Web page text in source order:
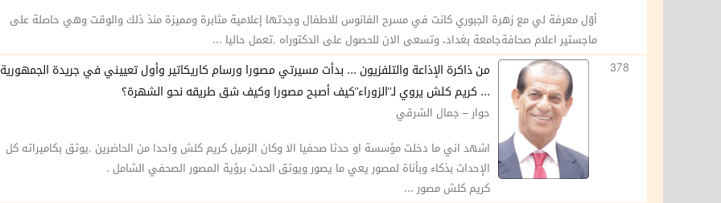
أوّل معرفة لي مع زهرة الجبوري كانت في مسرح الفانوس للاطفال وجدتها إعلامية مثابرة ومميزة منذ ذلك والوقت وهي حاصلة على
ماجستير اعلام صحافةجامعة بغداد، وتسعى الان للحصول على الدكتوراه ,تعمل حاليا ...
378
من ذاكرة الإذاعة والتلفزيون ... بدأت مسيرتي مصورا ورسام كاريكاتير وأول تعييني في جريدة الجمهورية
... كريم كلش يروي لـ"الزوراء"كيف أصبح مصورا وكيف شق طريقه نحو الشهرة؟
حوار – جمال الشرقي
اشهد اني ما دخلت مؤسسة او حدثا صحفيا الا وكان الزميل كريم كلش واحدا من الحاضرين ,يوثق بكاميراته كل
الإحداث بذكاء وبأناة لمصور يعي ما يصور ويوثق الحدث برؤية المصور الصحفي الشامل .
كريم كلش مصور ...